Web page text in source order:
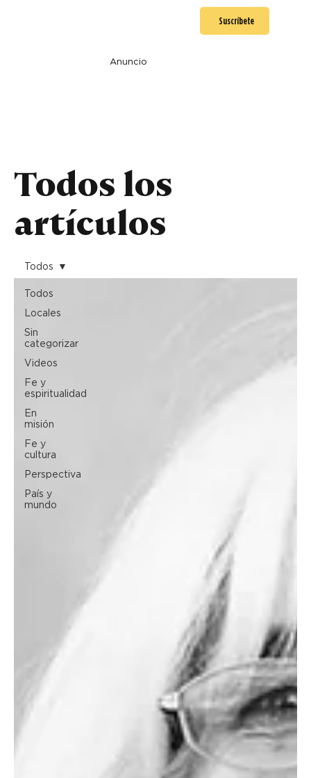
Suscríbete
Anuncio
Todos los
artículos
Todos
Locales
Sin
categorizar
Videos
Fe y
espiritualidad
En
misión
Fe y
cultura
Perspectiva
País y
mundo
Todos